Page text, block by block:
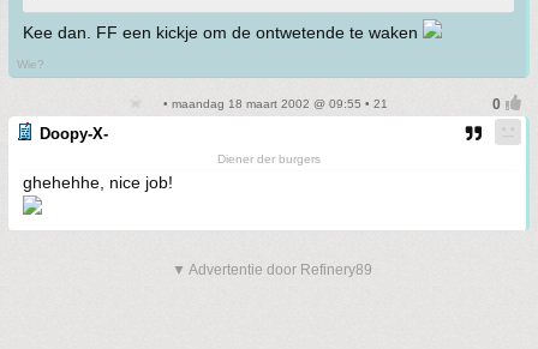
Kee dan. FF een kickje om de ontwetende te waken
Wie?
• maandag 18 maart 2002 @ 09:55 • 21
Doopy-X-
Diener der burgers
ghehehhe, nice job!
▼ Advertentie door Refinery89